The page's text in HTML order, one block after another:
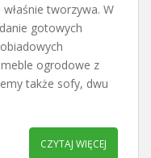
tworzywa. W
gotowych
ogrodowe z
także sofy, dwu
CZYTAJ WIĘCEJ